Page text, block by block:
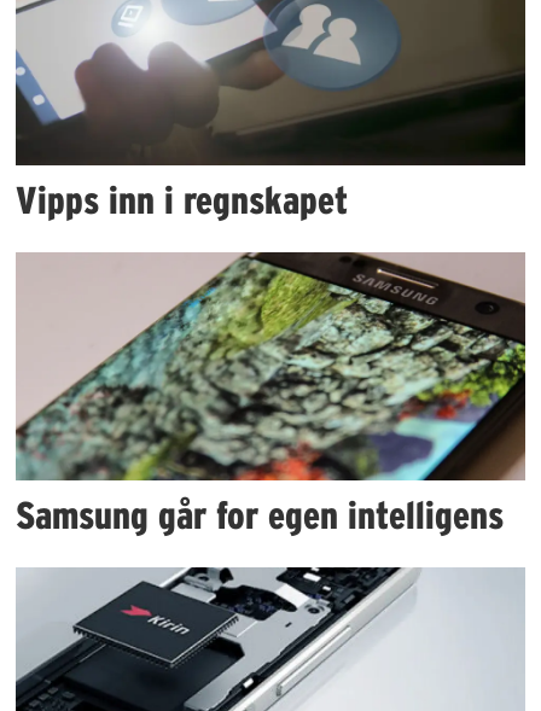
Vipps inn i regnskapet
Samsung går for egen intelligens